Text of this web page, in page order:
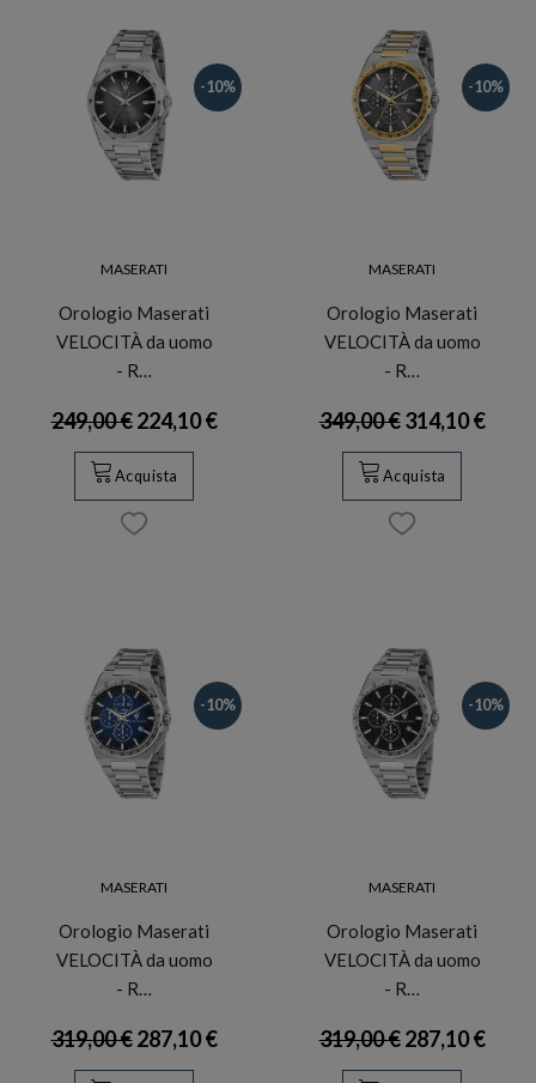
-10%
MASERATI
Orologio Maserati
VELOCITÀ da uomo
- R…
249,00 €224,10 €
Acquista
-10%
MASERATI
Orologio Maserati
VELOCITÀ da uomo
- R…
349,00 €314,10 €
Acquista
-10%
MASERATI
Orologio Maserati
VELOCITÀ da uomo
- R…
319,00 €287,10 €
-10%
MASERATI
Orologio Maserati
VELOCITÀ da uomo
- R…
319,00 €287,10 €